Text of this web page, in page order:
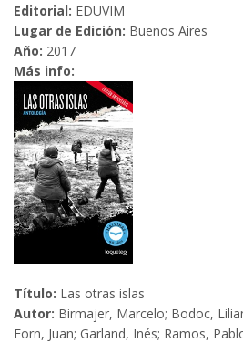
Editorial: EDUVIM
Lugar de Edición: Buenos Aires
Año: 2017
Más info:
Título: Las otras islas
Autor: Birmajer, Marcelo; Bodoc,
Forn, Juan; Garland, Inés; Ramos,